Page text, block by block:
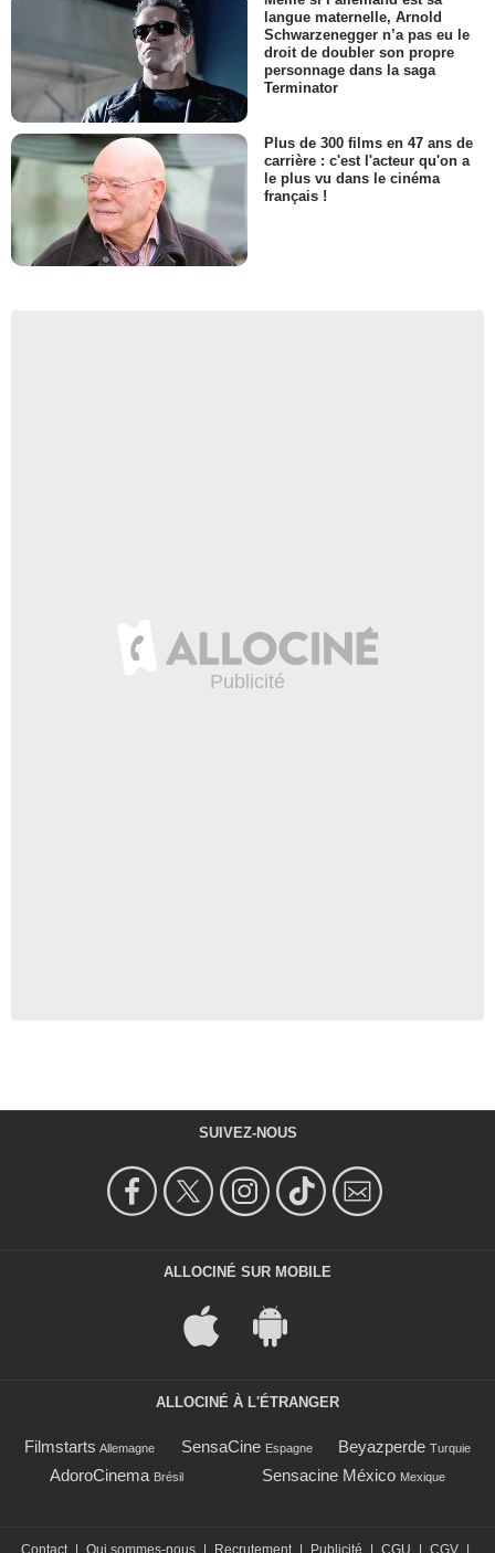
langue maternelle, Arnold
Schwarzenegger n’a pas eu le
droit de doubler son propre
personnage dans la saga
Terminator
Plus de 300 films en 47 ans de
carrière : c'est l'acteur qu'on a
le plus vu dans le cinéma
français !
SUIVEZ-NOUS
ALLOCINÉ SUR MOBILE
ALLOCINÉ À L'ÉTRANGER
Filmstarts Allemagne SensaCine Espagne Beyazperde Turquie
AdoroCinema Brésil Sensacine México Mexique